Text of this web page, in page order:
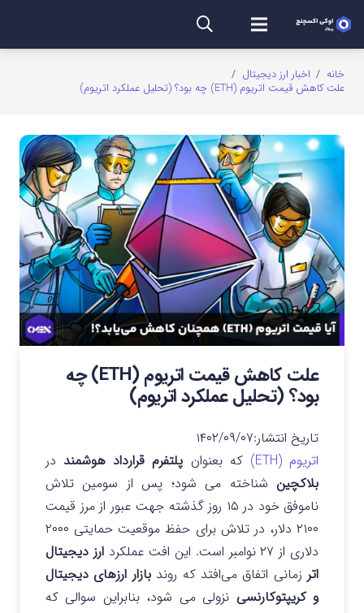
خانه / اخبار ارز دیجیتال /
علت کاهش قیمت اتریوم (ETH) چه بود؟ (تحلیل عملکرد اتریوم)
علت کاهش قیمت اتریوم (ETH) چه
بود؟ (تحلیل عملکرد اتریوم)
تاریخ انتشار:۱۴۰۲/۰۹/۰۷
اتریوم (ETH)
که بعنوان پلتفرم قرارداد هوشمنددر
بلاکچین شناخته می شود؛ پس از سومین تلاش
ناموفق خود در ۱۵ روز گذشته جهت عبور از مرز قیمت
۲۱۰۰ دلار، در تلاش برای حفظ موقعیت حمایتی ۲۰۰۰
دلاری از ۲۷ نوامبر است. این افت عملکرد
ارز دیجیتال
اتر زمانی اتفاق می‌افتد که روندبازار ارزهای دیجیتال
و کریپتوکارنسی نزولی می شود، بنابراین سوالی که